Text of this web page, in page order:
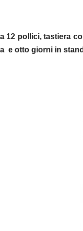
12 pollici, tastiera
e otto giorni in